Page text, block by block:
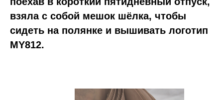
взяла с собой мешок шёлка, чтобы
сидеть на полянке и вышивать логотип
MY812.